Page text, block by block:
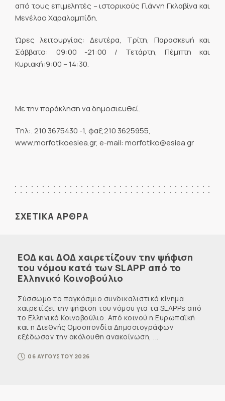
από τους επιμελητές – ιστορικούς Γιάννη Γκλαβίνα και
Μενέλαο Χαραλαμπίδη.
Ώρες λειτουργίας: Δευτέρα, Τρίτη, Παρασκευή και
Σάββατο: 09:00 -21:00 / Τετάρτη, Πέμπτη και
Κυριακή:9:00 – 14:30.
Με την παράκληση να δημοσιευθεί.
Τηλ:. 210 3675430 -1, φαξ 210 3625955,
www.morfotikoesiea.gr, e-mail: morfotiko@esiea.gr
ΣΧΕΤΙΚΑ ΑΡΘΡΑ
ΕΟΔ και ΔΟΔ χαιρετίζουν την ψήφιση
του νόμου κατά των SLAPP από το
Ελληνικό Κοινοβούλιο
Σύσσωμο το παγκόσμιο συνδικαλιστικό κίνημα
χαιρετίζει την ψήφιση του νόμου για τα SLAPPs από
το Ελληνικό Κοινοβούλιο. Από κοινού η Ευρωπαϊκή
και η Διεθνής Ομοσπονδία Δημοσιογράφων
εξέδωσαν την ακόλουθη ανακοίνωση, ...
06 ΑΥΓΟΥΣΤΟΥ 2026